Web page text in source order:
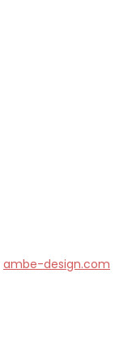
ambe-design.com